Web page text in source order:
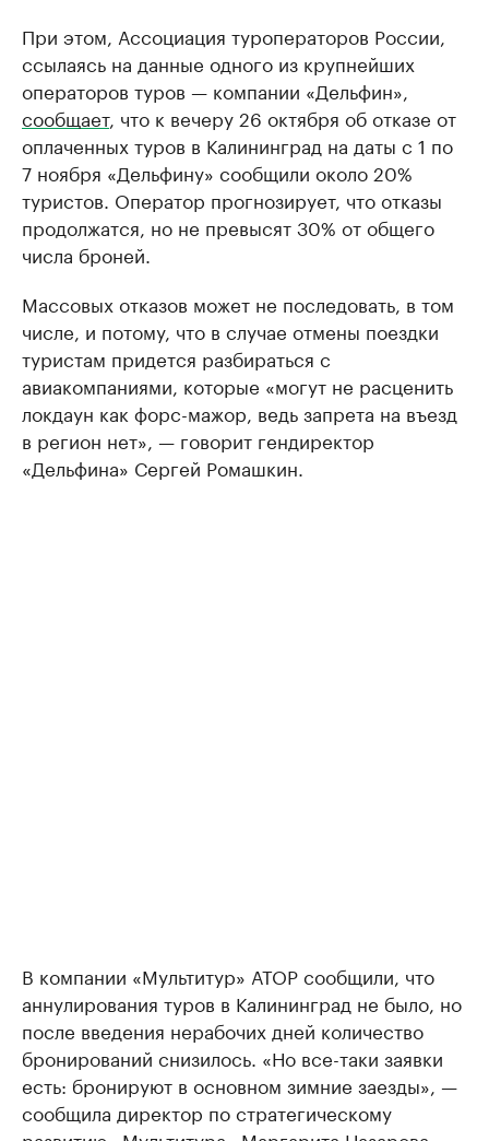
При этом, Ассоциация туроператоров России,
ссылаясь на данные одного из крупнейших
операторов туров — компании «Дельфин»,
сообщает, что к вечеру 26 октября об отказе от
оплаченных туров в Калининград на даты с 1 по
7 ноября «Дельфину» сообщили около 20%
туристов. Оператор прогнозирует, что отказы
продолжатся, но не превысят 30% от общего
числа броней.
Массовых отказов может не последовать, в том
числе, и потому, что в случае отмены поездки
туристам придется разбираться с
авиакомпаниями, которые «могут не расценить
локдаун как форс-мажор, ведь запрета на въезд
в регион нет», — говорит гендиректор
«Дельфина» Сергей Ромашкин.
В компании «Мультитур» АТОР сообщили, что
аннулирования туров в Калининград не было, но
после введения нерабочих дней количество
бронирований снизилось. «Но все-таки заявки
есть: бронируют в основном зимние заезды», —
сообщила директор по стратегическому